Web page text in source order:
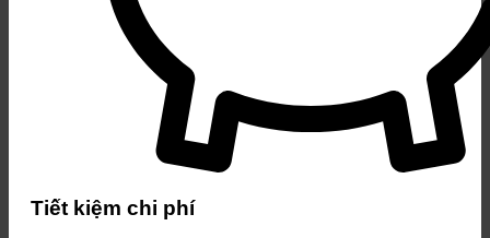
Tiết kiệm chi phí